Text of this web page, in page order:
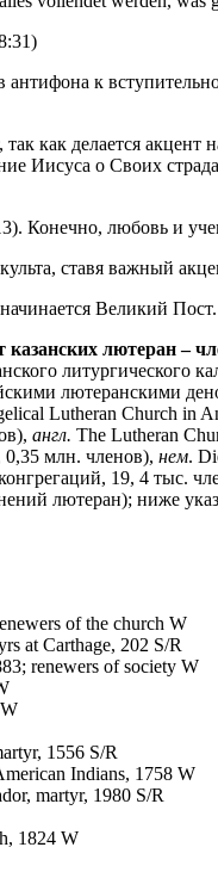
к
так как делается
Иисуса о Своих
Конечно, любовь и
ставя важный
Великий Пост.
казанских лютеран –
литургического
лютеранскими
Lutheran Church in
англ. The Lutheran
млн. членов), нем.
19, 4 тыс.
лютеран); ниже
of the church W
at Carthage, 202 S/R
renewers of society W
1556 S/R
Indians, 1758 W
martyr, 1980 S/R
1824 W